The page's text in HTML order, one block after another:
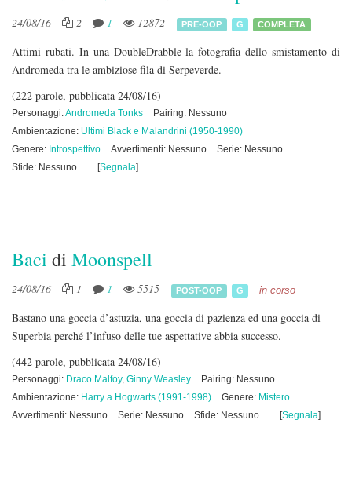
24/08/16 2 1 12872 PRE-OOP G COMPLETA
Attimi rubati. In una DoubleDrabble la fotografia dello smistamento di
Andromeda tra le ambiziose fila di Serpeverde.
(222 parole, pubblicata 24/08/16)
Personaggi:Andromeda Tonks
Pairing: Nessuno
Ambientazione: Ultimi Black e Malandrini (1950-1990)
Genere: Introspettivo Avvertimenti: Nessuno
Serie: Nessuno
Sfide: Nessuno
[Segnala]
Baci di Moonspell
24/08/16 1 1 5515 POST-OOP G in corso
Bastano una goccia d’astuzia, una goccia di pazienza ed una goccia di
Superbia perché l’infuso delle tue aspettative abbia successo.
(442 parole, pubblicata 24/08/16)
Personaggi: Draco Malfoy, Ginny Weasley
Pairing: Nessuno
Ambientazione: Harry a Hogwarts (1991-1998) Genere: Mistero
Avvertimenti: Nessuno
Serie: Nessuno Sfide: Nessuno [Segnala]